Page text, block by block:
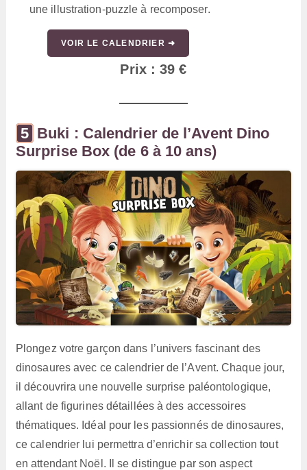
une illustration-puzzle à recomposer.
VOIR LE CALENDRIER ➜
Prix : 39 €
Buki : Calendrier de l’Avent Dino
Surprise Box (de 6 à 10 ans)
Plongez votre garçon dans l’univers fascinant des
dinosaures avec ce calendrier de l’Avent. Chaque jour,
il découvrira une nouvelle surprise paléontologique,
allant de figurines détaillées à des accessoires
thématiques. Idéal pour les passionnés de dinosaures,
ce calendrier lui permettra d’enrichir sa collection tout
en attendant Noël. Il se distingue par son aspect